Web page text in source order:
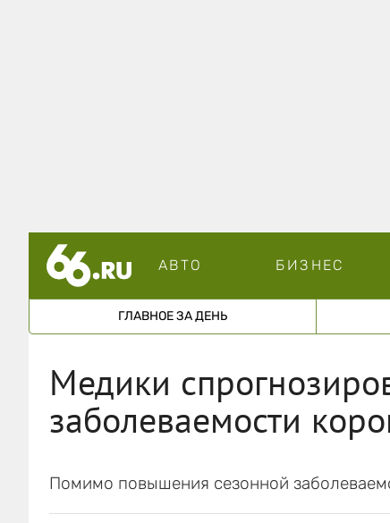
АВТО БИЗНЕС
ГЛАВНОЕ ЗА ДЕНЬ
Медики
заболеваемости
Помимо повышения сезонной